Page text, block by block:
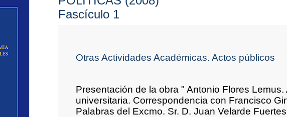
Fascículo 1
Otras Actividades Académicas. Actos públicos
Presentación de la obra " Antonio Flores
universitaria. Correspondencia con Francisco
Palabras del Excmo. Sr. D. Juan Velarde Fuertes